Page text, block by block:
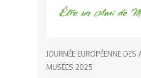
JOURNÉE EUROPÉENNE DES
MUSÉES 2025